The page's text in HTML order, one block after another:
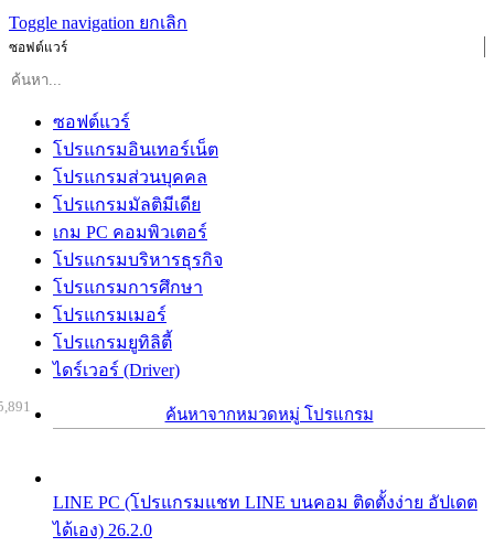
Toggle navigation ยกเลิก
ซอฟต์แวร์
ซอฟต์แวร์
โปรแกรมอินเทอร์เน็ต
โปรแกรมส่วนบุคคล
โปรแกรมมัลติมีเดีย
เกม PC คอมพิวเตอร์
โปรแกรมบริหารธุรกิจ
โปรแกรมการศึกษา
โปรแกรมเมอร์
โปรแกรมยูทิลิตี้
ไดร์เวอร์ (Driver)
ค้นหาจากหมวดหมู่ โปรแกรม
LINE PC (โปรแกรมแชท LINE บนคอม ติดตั้งง่าย อัปเดต
ได้เอง) 26.2.0